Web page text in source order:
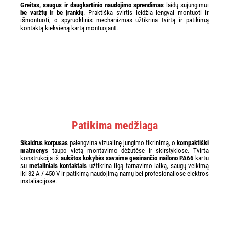
Greitas, saugus ir daugkartinio naudojimo sprendimas laidų sujungimui
be varžtų ir be įrankių. Praktiška svirtis leidžia lengvai montuoti ir
išmontuoti, o spyruoklinis mechanizmas užtikrina tvirtą ir patikimą
kontaktą kiekvieną kartą montuojant.
Patikima medžiaga
Skaidrus korpusas palengvina vizualinę jungimo tikrinimą, o kompaktiški
matmenys taupo vietą montavimo dėžutėse ir skirstyklose. Tvirta
konstrukcija iš aukštos kokybės savaime gesinančio nailono PA66 kartu
su metaliniais kontaktais užtikrina ilgą tarnavimo laiką, saugų veikimą
iki 32 A / 450 V ir patikimą naudojimą namų bei profesionaliose elektros
instaliacijose.